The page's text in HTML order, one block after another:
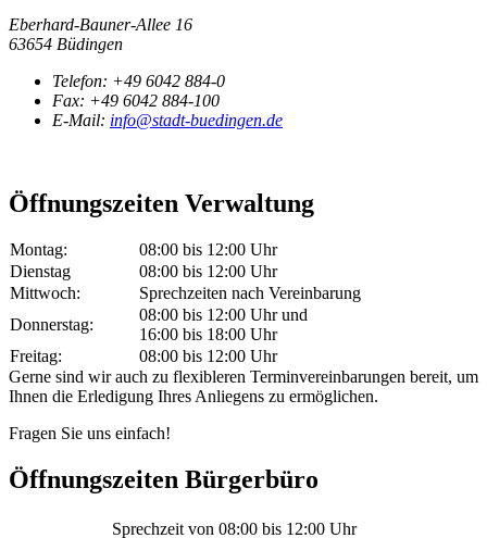
Eberhard-Bauner-Allee 16
63654 Büdingen
Telefon: +49 6042 884-0
Fax: +49 6042 884-100
E-Mail: info@stadt-buedingen.de
Öffnungszeiten Verwaltung
Montag:
08:00 bis 12:00 Uhr
Dienstag
08:00 bis 12:00 Uhr
Mittwoch:
Sprechzeiten nach Vereinbarung
Donnerstag:
08:00 bis 12:00 Uhr und
16:00 bis 18:00 Uhr
Freitag:
08:00 bis 12:00 Uhr
Gerne sind wir auch zu flexibleren Terminvereinbarungen bereit, um
Ihnen die Erledigung Ihres Anliegens zu ermöglichen.
Fragen Sie uns einfach!
Öffnungszeiten Bürgerbüro
Sprechzeit von 08:00 bis 12:00 Uhr